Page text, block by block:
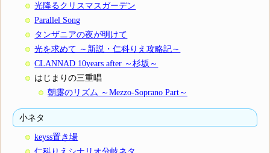
光降るクリスマスガーデン
Parallel Song
タンザニアの夜が明けて
光を求めて ～新説・仁科りえ攻略記～
CLANNAD 10years after ～杉坂～
はじまりの三重唱
朝露のリズム ～Mezzo-Soprano Part～
小ネタ
keyss置き場
仁科りえシナリオ分岐ネタ